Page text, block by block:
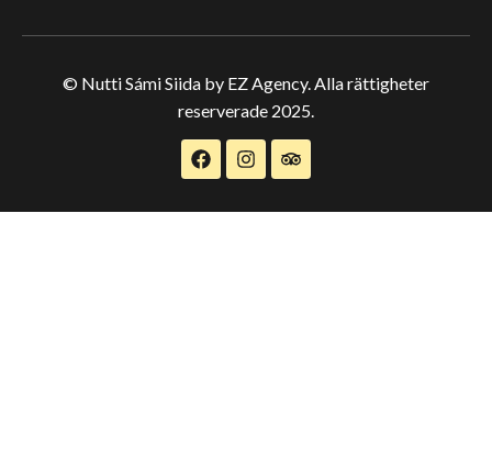
© Nutti Sámi Siida by EZ Agency. Alla rättigheter
reserverade 2025.